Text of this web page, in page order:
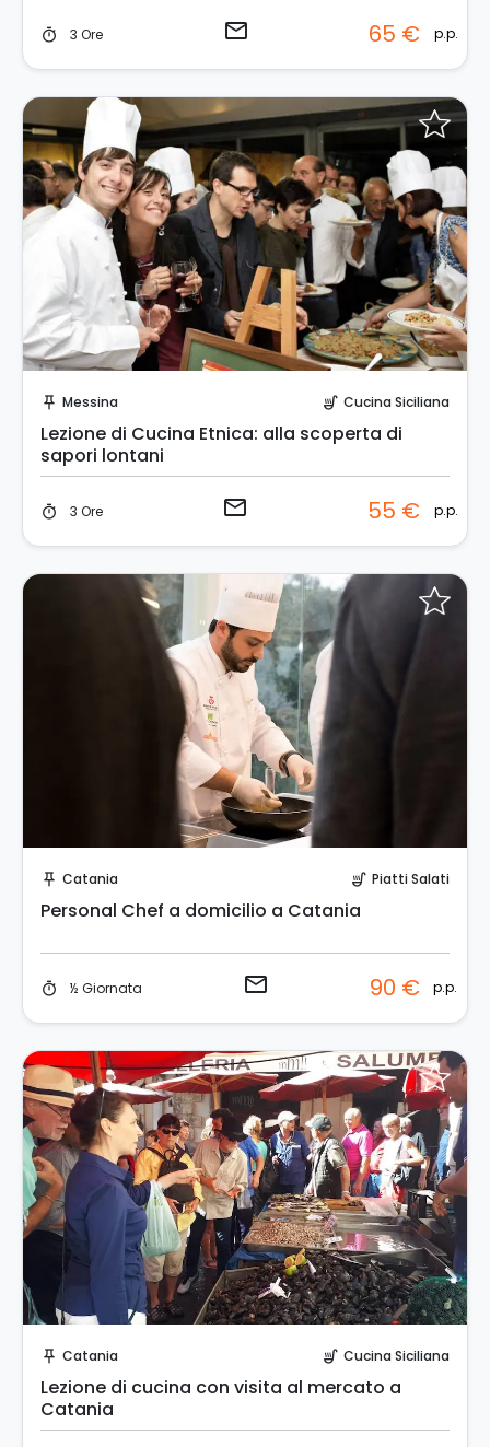
timer 3 Ore email 65 € p.p.
push_pin Messina soup_kitchen Cucina Siciliana
Lezione di Cucina Etnica: alla scoperta di
sapori lontani
timer 3 Ore email 55 € p.p.
push_pin Catania soup_kitchen Piatti Salati
Personal Chef a domicilio a Catania
timer ½ Giornata email 90 € p.p.
push_pin Catania soup_kitchen Cucina Siciliana
Lezione di cucina con visita al mercato a
Catania